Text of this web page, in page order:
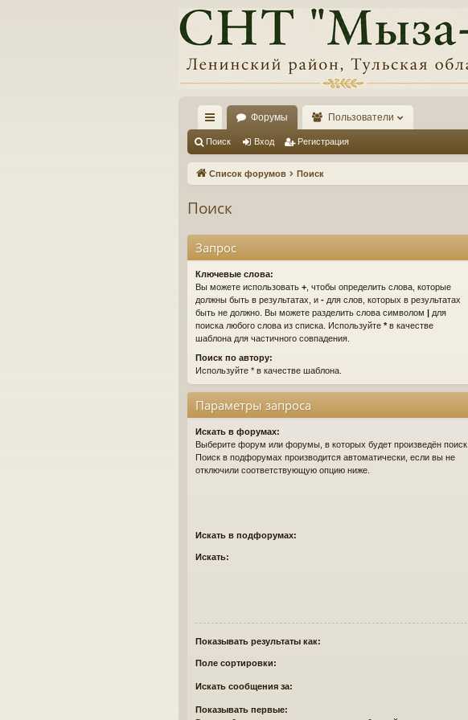
с
ы
и
Форумы Пользователи
Поиск Вход Регистрация
Список форумов Поиск
Поиск
Запрос
Ключевые слова:
Вы можете использовать + , чтобы определить слова, которые
должны быть в результатах, и - для слов, которых в результатах
быть не должно. Вы можете разделить слова символом | для
поиска любого слова из списка. Используйте *в качестве
шаблона для частичного совпадения.
Поиск по автору:
Используйте * в качестве шаблона.
Параметры запроса
Искать в форумах:
Выберите форум или форумы, в которых будет произведён поиск.
Поиск в подфорумах производится автоматически, если вы не
отключили соответствующую опцию ниже.
Искать в подфорумах:
Искать:
Показывать результаты как:
Поле сортировки:
Искать сообщения за:
Показывать первые: